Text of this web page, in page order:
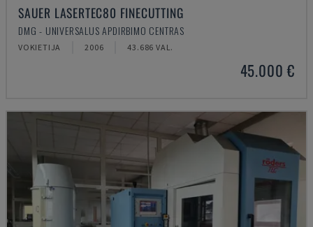
SAUER LASERTEC80 FINECUTTING
DMG - UNIVERSALUS APDIRBIMO CENTRAS
VOKIETIJA 2006 43.686 VAL.
45.000 €